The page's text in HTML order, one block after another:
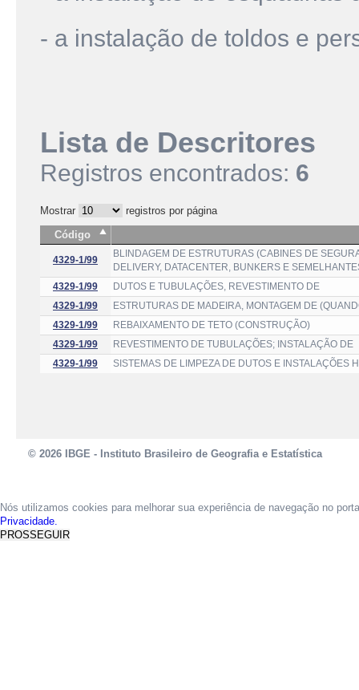
- a instalação de toldos e
Lista de Descritores
Registros encontrados: 6
Mostrar
registros por página
Código
4329-1/99
BLINDAGEM DE ESTRUTURAS (CABINES DE
DELIVERY, DATACENTER, BUNKERS E
4329-1/99
DUTOS E TUBULAÇÕES, REVESTIMENTO DE
4329-1/99
ESTRUTURAS DE MADEIRA, MONTAGEM DE
4329-1/99
REBAIXAMENTO DE TETO (CONSTRUÇÃO)
4329-1/99
REVESTIMENTO DE TUBULAÇÕES; INSTALAÇÃO DE
4329-1/99
SISTEMAS DE LIMPEZA DE DUTOS E INSTALAÇÕES
© 2026 IBGE - Instituto Brasileiro de Geografia e Estatística
Nós utilizamos cookies para melhorar sua experiência de navegação no
Privacidade.
PROSSEGUIR